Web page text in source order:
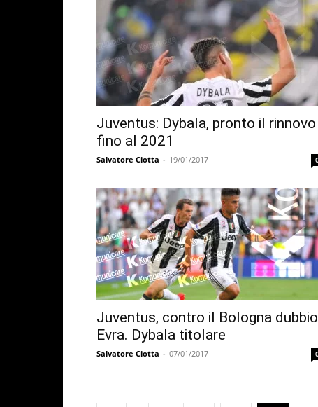
Juventus: Dybala, pronto il rinnovo
fino al 2021
Salvatore Ciotta - 19/01/2017
Juventus, contro il Bologna dubbio
Evra. Dybala titolare
Salvatore Ciotta - 07/01/2017